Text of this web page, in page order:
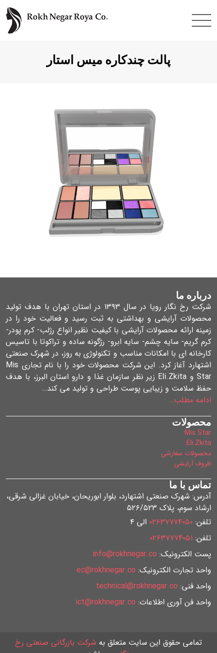
محتوا
پالت چندکاره میس استار
درباره ما
شرکت رخ نگار رویا در سال ۱۳۹۳ در استان تهران با هدف تولید
محصولات آرایشی و بهداشتی به ثبت رسید و فعالیت خود را در
زمینه ارائه محصولات آرایشی با کیفیت نظیر انواع رژلب- کرم پودر-
کرم گریم- سایه چشم- سایه ابرو- رژگونه ساده و تراکوتا با تاسیس
کارخانه ای با امکانات مناسب و تکنولوژی به روز، در شهرک صنعتی
اشتهارد آغاز کرد. این شرکت محصولات خود را با نام تجاری Mis
Star و Eli.Zkita زیر نظر سازمان غذا و دارو استان البرز، با هدف
حفظ سلامت و زیبایی پوست طراحی و تولید می کند…
ادامه مطلب…
محصولات
Mis Star
Eli.Zkita
محصولات سفارشی
ظروف آرایشی
تماس با ما
آدرس: شهرک صنعتی اشتهارد، بلوار ابوریحان، خیابان غزالی شرقی،
ارشاد سوم، پلاک ۵۲۶/۵۲۳
تلفن: ۰۲۶۳۷۷۷۴۰۵۰ الی ۴
تلفن: ۰۲۶۳۷۷۷۴۰۵۱
پست الکترونیک: info@rokhnegar.co
واحد تجارت الکترونیک: ec@rokhnegar.co
واحد فنی: technical@rokhnegar.co
واحد فن آوری اطلاعات: ict@rokhnegar.co
تمامی حقوق این سایت متعلق به شرکت بازرگانی صنعتی رخ